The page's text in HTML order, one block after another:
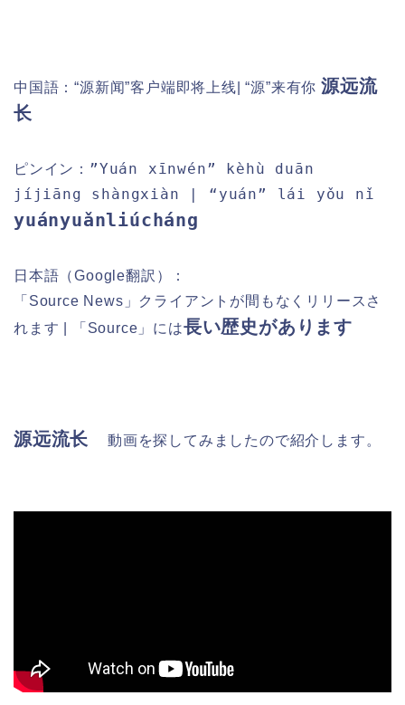
中国語：“源新闻”客户端即将上线| “源”来有你 源远流
长
ピンイン： ”Yuán xīnwén” kèhù duān
jíjiāng shàngxiàn | “yuán” lái yǒu nǐ
yuányuǎnliúcháng
日本語（Google翻訳）：
「Source News」クライアントが間もなくリリースさ
れます | 「Source」には長い歴史があります
源远流长 動画を探してみましたので紹介します。